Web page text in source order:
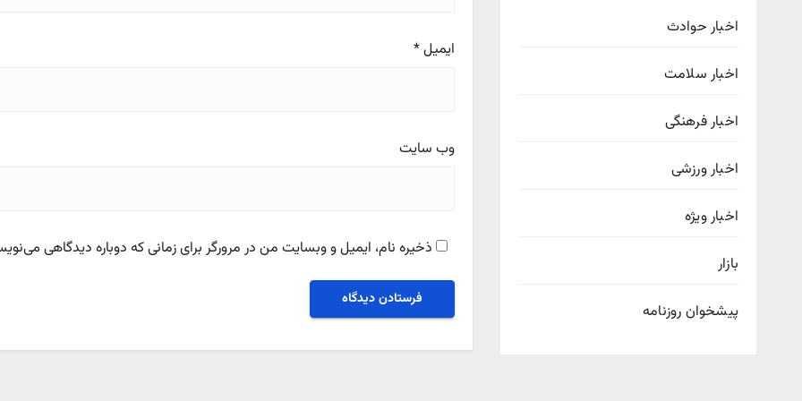
اخبار حوادث
اخبار سلامت
اخبار فرهنگی
اخبار ورزشی
اخبار ویژه
بازار
پیشخوان روزنامه
ایمیل*
وب‌ سایت
ذخیره نام، ایمیل و وبسایت من در مرورگر برای زمانی که دوباره دیدگاهی